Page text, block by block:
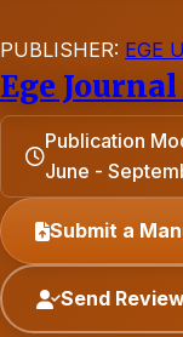
PUBLISHER: EGE
Ege
Publication
June -
Submit a
Send